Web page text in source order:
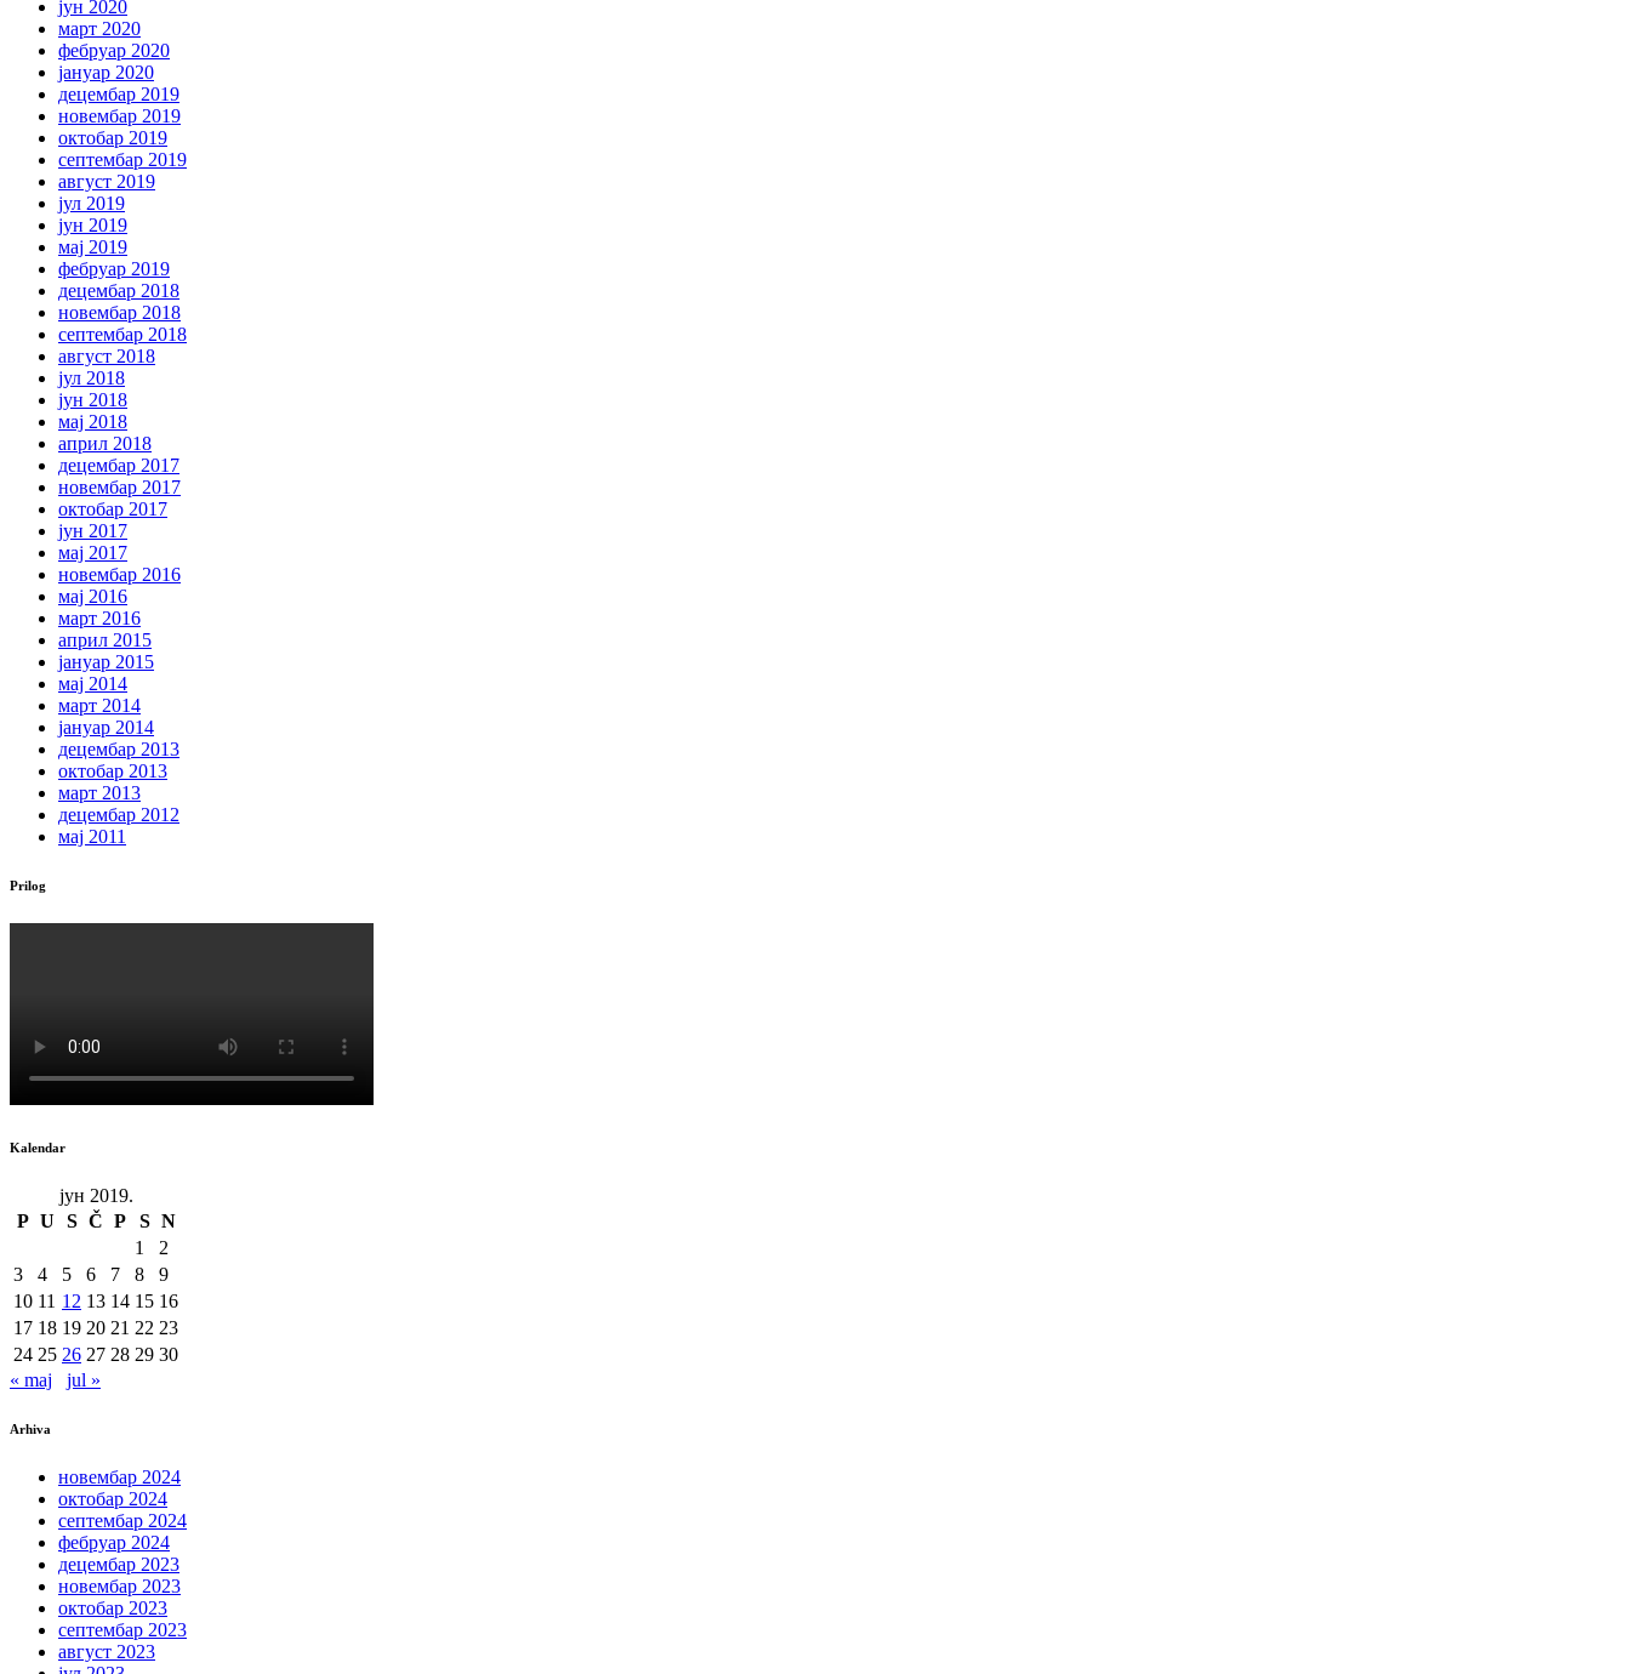
јун 2020
март 2020
фебруар 2020
јануар 2020
децембар 2019
новембар 2019
октобар 2019
септембар 2019
август 2019
јул 2019
јун 2019
мај 2019
фебруар 2019
децембар 2018
новембар 2018
септембар 2018
август 2018
јул 2018
јун 2018
мај 2018
април 2018
децембар 2017
новембар 2017
октобар 2017
јун 2017
мај 2017
новембар 2016
мај 2016
март 2016
април 2015
јануар 2015
мај 2014
март 2014
јануар 2014
децембар 2013
октобар 2013
март 2013
децембар 2012
мај 2011
Prilog
Kalendar
јун 2019.
P U S Č P S N
1
2
3
4 5 6 7 8
9
10 11 12 13 14 15 16
17 18 19 20 21 22 23
24 25 26 27 28 29 30
« maj
jul »
Arhiva
новембар 2024
октобар 2024
септембар 2024
фебруар 2024
децембар 2023
новембар 2023
октобар 2023
септембар 2023
август 2023